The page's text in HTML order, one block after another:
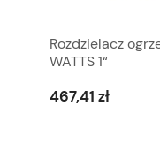
Rozdzielacz
WATTS 1“
467,41 zł